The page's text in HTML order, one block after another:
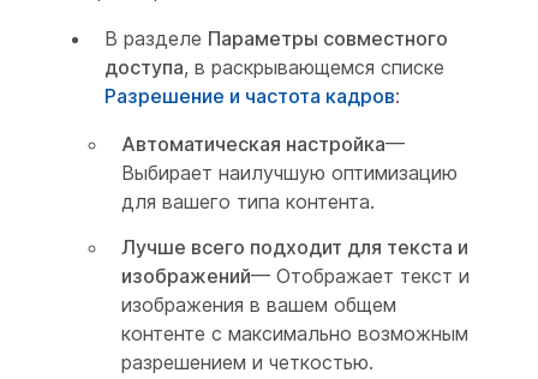
В разделе Параметры совместного
доступа, в раскрывающемся списке
Разрешение и частота кадров:
Автоматическая настройка—
Выбирает наилучшую оптимизацию
для вашего типа контента.
Лучше всего подходит для текста и
изображений— Отображает текст и
изображения в вашем общем
контенте с максимально возможным
разрешением и четкостью.